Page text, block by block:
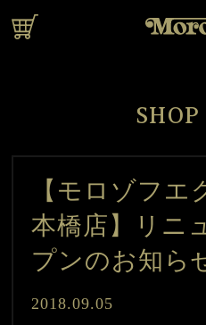
【モロゾフエ
本橋店】リニ
プンのお知ら
2018.09.05